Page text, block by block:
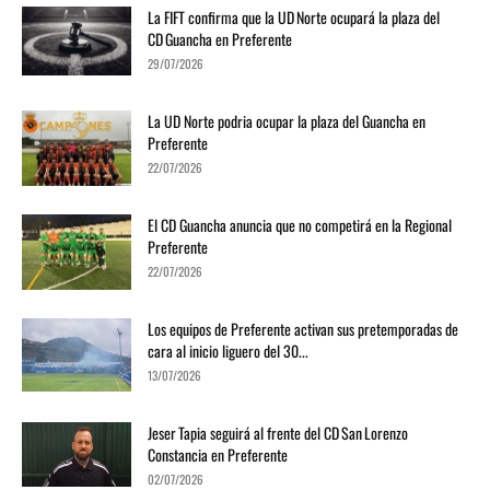
02:03:18
ElDeportivo.es's broadcast
ElDeportivo.es's broadcast
02:11:38
ElDeportivo.es's broadcast
02:02:25
ElDeportivo.es's broadcast
02:39:29
La FIFT confirma que la UD Norte ocupará la plaza del
CD Guancha en Preferente
29/07/2026
La UD Norte podria ocupar la plaza del Guancha en
Preferente
22/07/2026
El CD Guancha anuncia que no competirá en la Regional
Preferente
22/07/2026
Los equipos de Preferente activan sus pretemporadas de
cara al inicio liguero del 30...
13/07/2026
Jeser Tapia seguirá al frente del CD San Lorenzo
Constancia en Preferente
02/07/2026